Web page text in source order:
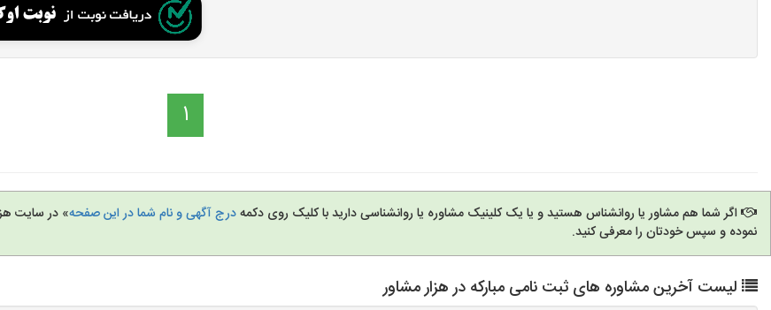
1
اگر شما هم مشاور یا روانشناس هستید و یا یک کلینیک مشاوره یا روانشناسی دارید با کلیک روی دکمهدرج آگهی و نام شما در این صفحه» در سایت
نموده و سپس خودتان را معرفی کنید.
لیست آخرین مشاوره های ثبت نامی مبارکه در هزار مشاور